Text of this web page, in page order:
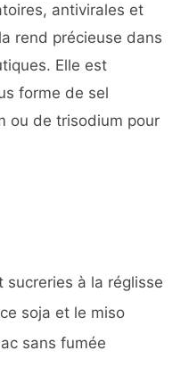
antivirales et
rend précieuse dans
Elle est
forme de sel
ou de trisodium pour
à la réglisse
soja et le miso
sans fumée